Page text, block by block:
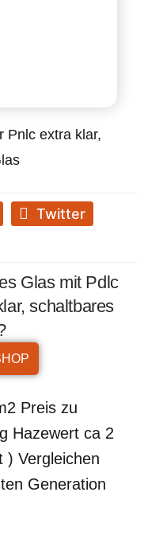
Pnlc extra klar,
Twitter
Glas mit Pdlc
schaltbares
Preis zu
Hazewert ca 2
) Vergleichen
Generation